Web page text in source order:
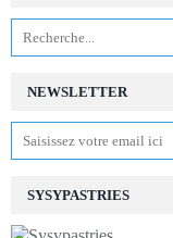
NEWSLETTER
SYSYPASTRIES